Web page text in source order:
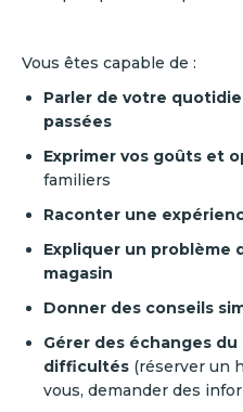
Vous êtes capable de :
Parler de votre
passées
Exprimer vos goûts et
familiers
Raconter une
Expliquer un problème
magasin
Donner des conseils
Gérer des échanges
difficultés (réserver un
vous, demander des